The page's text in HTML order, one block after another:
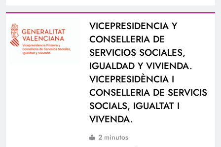
VICEPRESIDENCIA Y
CONSELLERIA DE
SERVICIOS SOCIALES,
IGUALDAD Y VIVIENDA.
VICEPRESIDÈNCIA I
CONSELLERIA DE SERVICIS
SOCIALS, IGUALTAT I
VIVENDA.
2 minutos